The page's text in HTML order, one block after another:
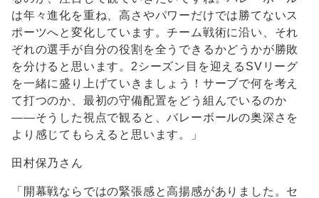
は年々進化を重ね、高さやパワーだけでは勝てないス
ポーツへと変化しています。チーム戦術に沿い、それ
ぞれの選手が自分の役割を全うできるかどうかが勝敗
を分けると思います。2シーズン目を迎えるSVリーグ
を一緒に盛り上げていきましょう！サーブで何を考え
て打つのか、最初の守備配置をどう組んでいるのか
――そうした視点で観ると、バレーボールの奥深さを
より感じてもらえると思います。」
田村保乃さん
「開幕戦ならではの緊張感と高揚感がありました。セ